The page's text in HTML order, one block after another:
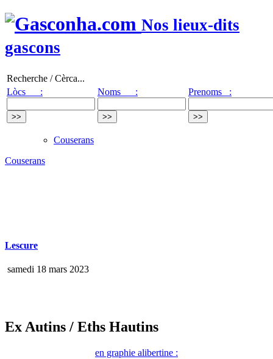
Nos lieux-dits
gascons
Recherche / Cèrca...
Lòcs :
Noms : Prenoms :
Couserans
Couserans
Lescure
samedi 18 mars 2023
Ex Autins / Eths Hautins
en graphie alibertine :